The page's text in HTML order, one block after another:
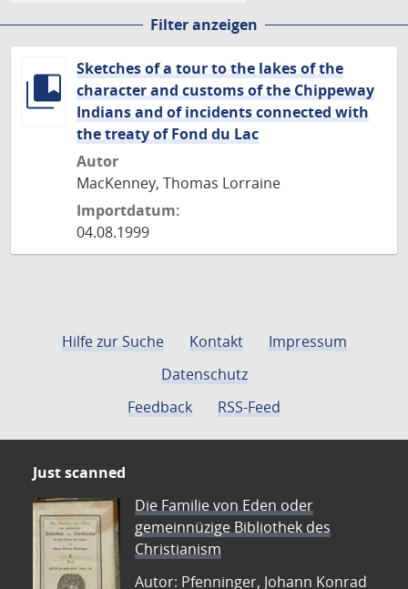
Filter anzeigen
Sketches of a tour to the lakes of the
character and customs of the Chippeway
Indians and of incidents connected with
the treaty of Fond du Lac
Autor
MacKenney, Thomas Lorraine
Importdatum:
04.08.1999
Hilfe zur Suche Kontakt
Impressum
Datenschutz
Feedback
RSS-Feed
Just scanned
Die Familie von Eden oder
gemeinnüzige Bibliothek des
Christianism
Autor: Pfenninger, Johann Konrad